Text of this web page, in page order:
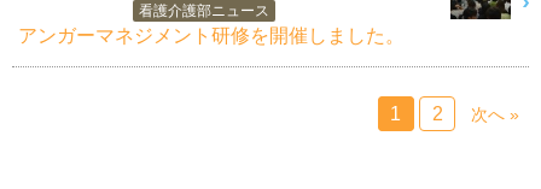
看護介護部ニュース
アンガーマネジメント研修を開催しました。
1 2 次へ »